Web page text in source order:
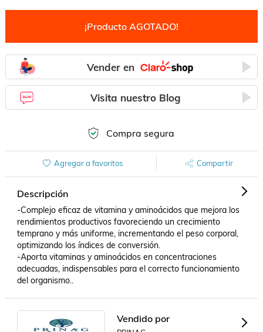
¡Producto AGOTADO!
Vender en
Visita nuestro Blog
Compra segura
Agregar a favoritos Compartir
Descripción
-Complejo eficaz de vitamina y aminoácidos que mejora los
rendimientos productivos favoreciendo un crecimiento
temprano y más uniforme, incrementando el peso corporal,
optimizando los índices de conversión.
-Aporta vitaminas y aminoácidos en concentraciones
adecuadas, indispensables para el correcto funcionamiento
del organismo..
Vendido por